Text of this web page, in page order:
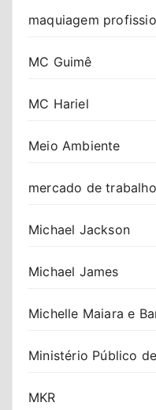
maquiagem
MC Guimê
MC Hariel
Meio Ambiente
mercado de trabalho
Michael Jackson
Michael James
Michelle Maiara e
Ministério Público
MKR